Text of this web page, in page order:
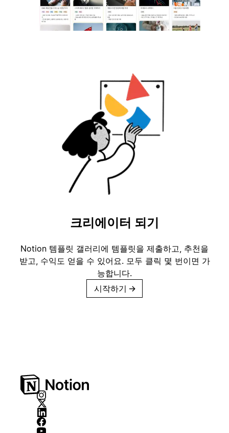
크리에이터 되기
Notion 템플릿 갤러리에 템플릿을 제출하고, 추천을
받고, 수익도 얻을 수 있어요. 모두 클릭 몇 번이면 가
능합니다.
시작하기 →